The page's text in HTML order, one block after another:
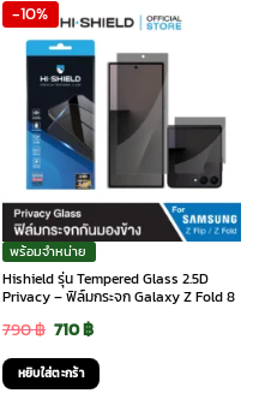
490 ฿.440 ฿.
product
has
multiple
variants.
The
options
may
be
chosen
on
the
product
-10%
พร้อมจำหน่าย
Hishield รุ่น Tempered Glass 2.5D
Privacy – ฟิล์มกระจก Galaxy Z Fold 8
790฿ Original
price
was:
710฿Current
price
is:
หยิบใส่ตะกร้า